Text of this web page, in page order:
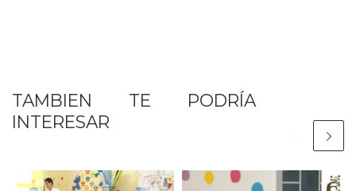
TAMBIEN TE PODRÍA
INTERESAR